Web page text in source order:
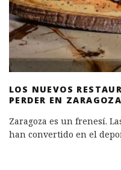
LOS NUEVOS
PERDER EN ZARAGOZA
Zaragoza es un frenesí.
han convertido en el